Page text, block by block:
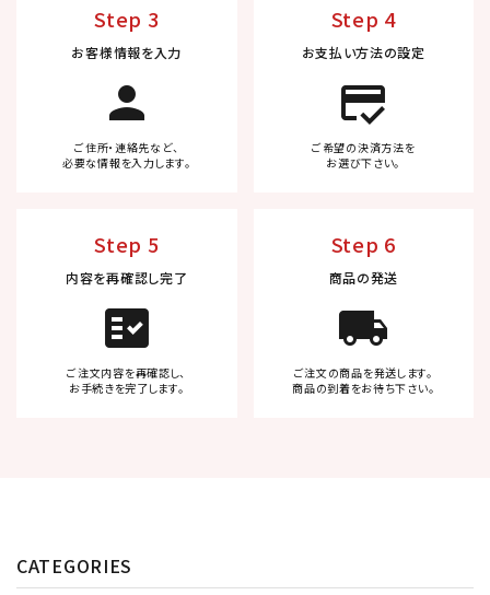
Step 3
お客様情報を入力
person
ご住所・連絡先など、
必要な情報を入力します。
Step 4
お支払い方法の設定
credit_score
ご希望の決済方法を
お選び下さい。
Step 5
内容を再確認し完了
fact_check
ご注文内容を再確認し、
お手続きを完了します。
Step 6
商品の発送
local_shipping
ご注文の商品を発送します。
商品の到着をお待ち下さい。
CATEGORIES